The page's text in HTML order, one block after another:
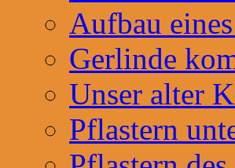
Aufbau
Gerlinde
Unser alter
Pflastern